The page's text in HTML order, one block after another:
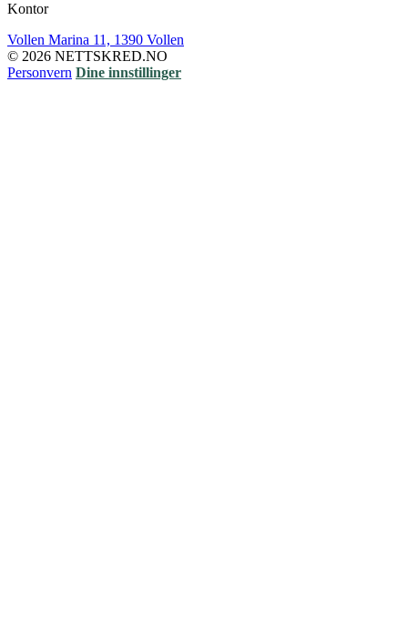
Kontor
Vollen Marina 11, 1390 Vollen
© 2026 NETTSKRED.NO
Personvern Dine innstillinger